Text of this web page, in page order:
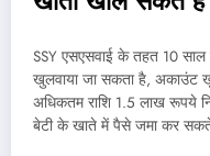
SSY एसएसवाई के तहत 10
खुलवाया जा सकता है, अकाउंट
अधिकतम राशि 1.5 लाख रूपये
बेटी के खाते में पैसे जमा कर